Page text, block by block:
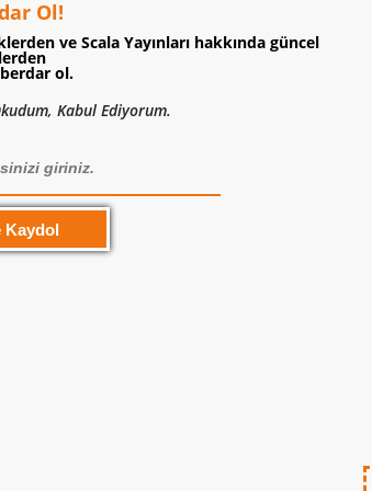
Ol!
ve Scala Yayınları hakkında güncel
ol.
Kabul Ediyorum.